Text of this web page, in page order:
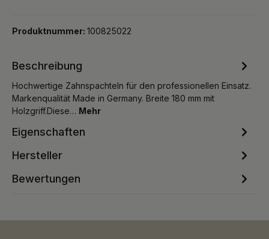
Produktnummer: 100825022
Beschreibung
Hochwertige Zahnspachteln für den professionellen Einsatz.
Markenqualität Made in Germany. Breite 180 mm mit
Holzgriff.Diese… Mehr
Eigenschaften
Hersteller
Bewertungen